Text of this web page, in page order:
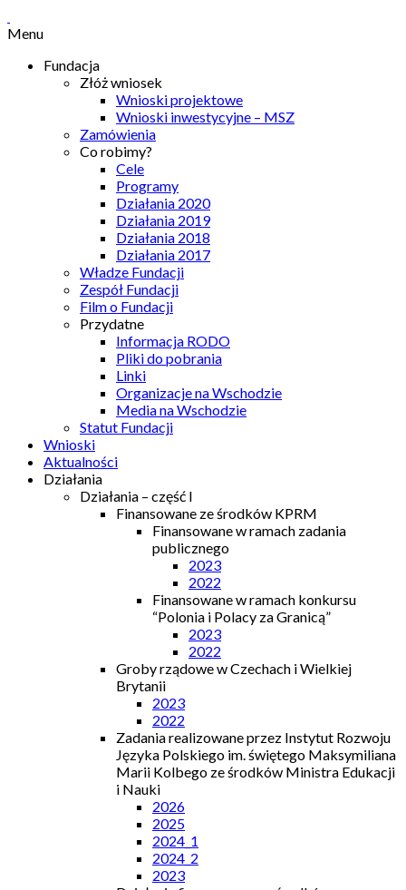
Menu
Fundacja
Złóż wniosek
Wnioski projektowe
Wnioski inwestycyjne – MSZ
Zamówienia
Co robimy?
Cele
Programy
Działania 2020
Działania 2019
Działania 2018
Działania 2017
Władze Fundacji
Zespół Fundacji
Film o Fundacji
Przydatne
Informacja RODO
Pliki do pobrania
Linki
Organizacje na Wschodzie
Media na Wschodzie
Statut Fundacji
Wnioski
Aktualności
Działania
Działania – część I
Finansowane ze środków KPRM
Finansowane w ramach zadania
publicznego
2023
2022
Finansowane w ramach konkursu
“Polonia i Polacy za Granicą”
2023
2022
Groby rządowe w Czechach i Wielkiej
Brytanii
2023
2022
Zadania realizowane przez Instytut Rozwoju
Języka Polskiego im. świętego Maksymiliana
Marii Kolbego ze środków Ministra Edukacji
i Nauki
2026
2025
2024_1
2024_2
2023